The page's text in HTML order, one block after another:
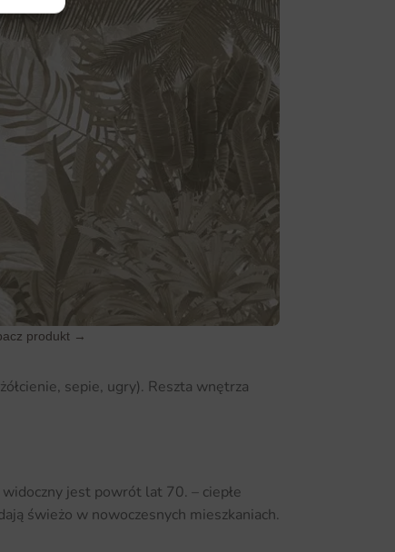
produkt →
sepie, ugry). Reszta wnętrza
jest powrót lat 70. – ciepłe
świeżo w nowoczesnych mieszkaniach.